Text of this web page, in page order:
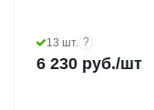
13 шт. ?
6 230 руб./шт